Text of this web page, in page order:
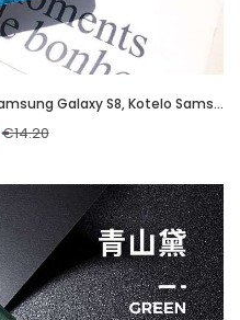
Kuori Samsung Galaxy S8, Kuoret Samsung Galaxy S8, Kotelo Samsung Galaxy S8 Suojaus Nahkakuori Kukka
€14.20